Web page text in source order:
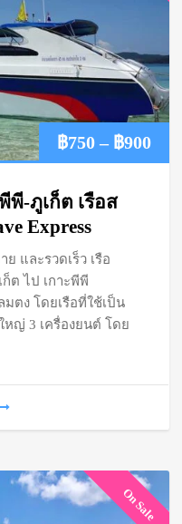
฿750 – ฿900Price
พี-ภูเก็ต เรือส
Express
และรวดเร็ว เรือ
ต ไป เกาะพีพี
ตง โดยเรือที่ใช้เป็น
หญ่ 3 เครื่องยนต์ โดย
On Sale